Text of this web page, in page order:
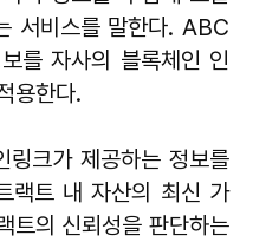
서비스를 말한다. ABC
를 자사의 블록체인 인
용한다.
링크가 제공하는 정보를
랙트 내 자산의 최신 가
트의 신뢰성을 판단하는